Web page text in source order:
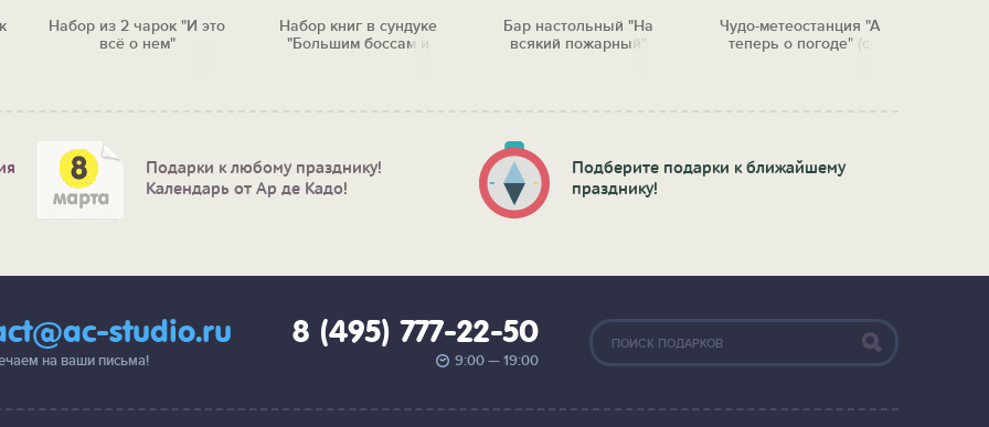
Набор из 2 чарок "И это
всё о нем"
Набор книг в сундуке
"Большим боссам и
Бар настольный "На
всякий пожарный"
Чудо-метеостанция "А
теперь о погоде" (с
Подарки к любому празднику!
Календарь от Ар де Кадо!
Подберите подарки к ближайшему
празднику!
studio.ru
на ваши письма!
8 (495) 777-22-50
9:00 — 19:00